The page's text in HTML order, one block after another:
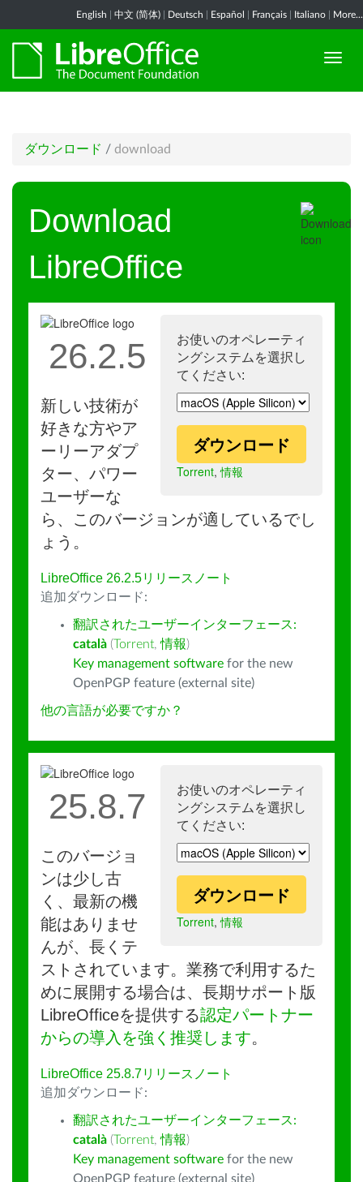
English 中文 (简体) Deutsch Español Français Italiano More...
ダウンロード / download
Download
LibreOffice
お使いのオペレーティ
ングシステムを選択し
てください:
ダウンロード
Torrent,情報
26.2.5
新しい技術が
好きな方やア
ーリーアダプ
ター、パワー
ユーザーな
ら、このバージョンが適しているでし
ょう。
LibreOffice 26.2.5リリースノート
追加ダウンロード:
翻訳されたユーザーインターフェース:
català (Torrent,情報)
Key management software for the new
OpenPGP feature (external site)
他の言語が必要ですか？
お使いのオペレーティ
ングシステムを選択し
てください:
ダウンロード
Torrent,情報
25.8.7
このバージョ
ンは少し古
く、最新の機
能はありませ
んが、長くテ
ストされています。業務で利用するた
めに展開する場合は、長期サポート版
LibreOfficeを提供する認定パートナー
からの導入を強く推奨します。
LibreOffice 25.8.7リリースノート
追加ダウンロード:
翻訳されたユーザーインターフェース:
català (Torrent,情報)
Key management software for the new
OpenPGP feature (external site)